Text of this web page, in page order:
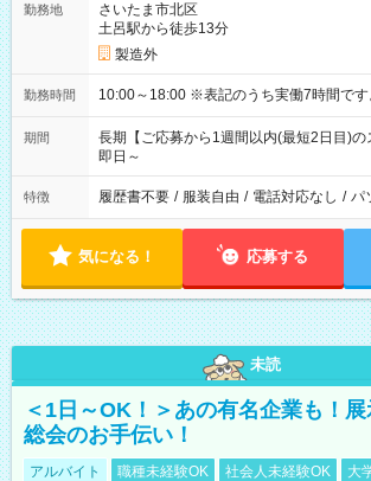
勤務地
さいたま市北区
土呂駅から徒歩13分
製造外
勤務時間 10:00～18:00 ※表記のうち実働7時間です
期間
長期【ご応募から1週間以内(最短2日目)の
即日～
特徴 履歴書不要 / 服装自由 / 電話対応なし / パ
気になる！ 応募する
未読
＜1日～OK！＞あの有名企業も！
総会のお手伝い！
アルバイト 職種未経験OK 社会人未経験OK
大